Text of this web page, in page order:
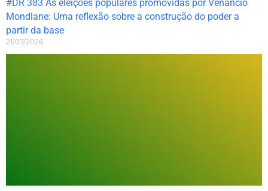
#DR 383 As eleições populares promovidas por Venâncio
Mondlane: Uma reflexão sobre a construção do poder a
partir da base
21/07/2026